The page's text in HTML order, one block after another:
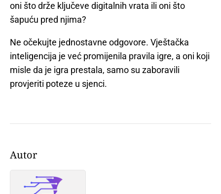
oni što drže ključeve digitalnih vrata ili oni što
šapuću pred njima?
Ne očekujte jednostavne odgovore. Vještačka
inteligencija je već promijenila pravila igre, a oni koji
misle da je igra prestala, samo su zaboravili
provjeriti poteze u sjenci.
Autor